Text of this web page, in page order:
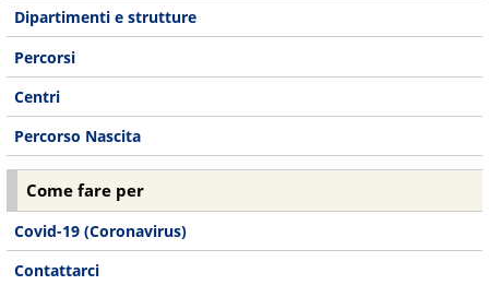
Dipartimenti e strutture
Percorsi
Centri
Percorso Nascita
Come fare per
Covid-19 (Coronavirus)
Contattarci